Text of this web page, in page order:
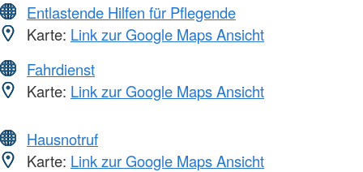
Entlastende Hilfen für Pflegende
Karte: Link zur Google Maps Ansicht
Fahrdienst
Karte: Link zur Google Maps Ansicht
Hausnotruf
Karte: Link zur Google Maps Ansicht